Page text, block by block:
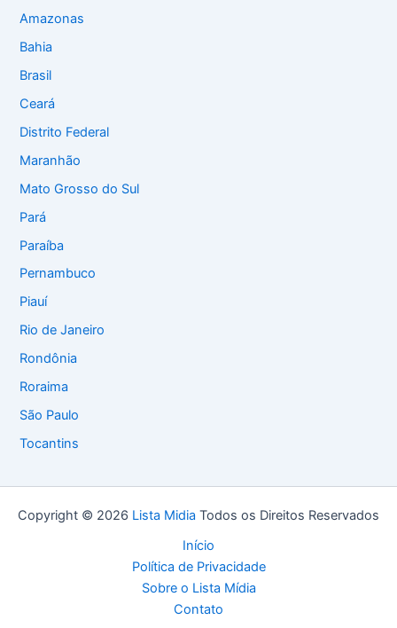
Amazonas
Bahia
Brasil
Ceará
Distrito Federal
Maranhão
Mato Grosso do Sul
Pará
Paraíba
Pernambuco
Piauí
Rio de Janeiro
Rondônia
Roraima
São Paulo
Tocantins
Copyright © 2026 Lista Midia Todos os Direitos Reservados
Início
Política de Privacidade
Sobre o Lista Mídia
Contato